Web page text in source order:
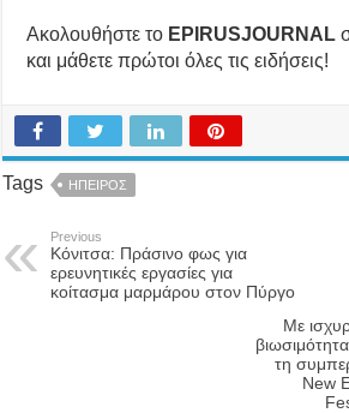
Ακολουθήστε το EPIRUSJOURNAL
και μάθετε πρώτοι όλες τις ειδήσεις!
Tags ΗΠΕΙΡΟΣ
Previous
Κόνιτσα: Πράσινο φως για
ερευνητικές εργασίες για
κοίτασμα μαρμάρου στον Πύργο
Με
τη
New